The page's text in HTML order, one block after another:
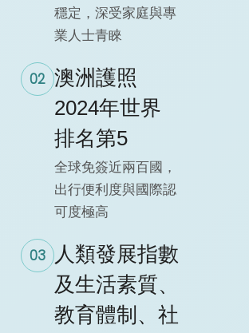
穩定，深受家庭與專
業人士青睞
02 澳洲護照
2024年世界
排名第5
全球免簽近兩百國，
出行便利度與國際認
可度極高
03 人類發展指數
及生活素質、
教育體制、社